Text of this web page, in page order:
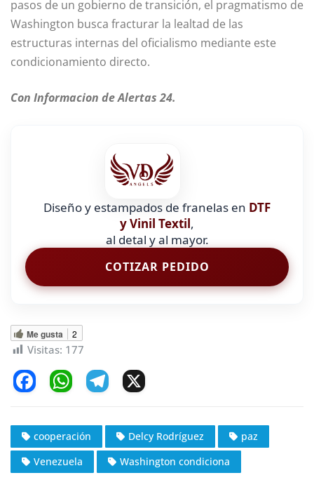
pasos de un gobierno de transición, el pragmatismo de
Washington busca fracturar la lealtad de las
estructuras internas del oficialismo mediante este
condicionamiento directo.
Con Informacion de Alertas 24.
Diseño y estampados de franelas en DTF
y Vinil Textil,
al detal y al mayor.
COTIZAR PEDIDO
Me gusta 2
Visitas: 177
c
e
b
W
at
s
A
e
gr
a
cooperación Delcy Rodríguez
paz
Venezuela
Washington condiciona